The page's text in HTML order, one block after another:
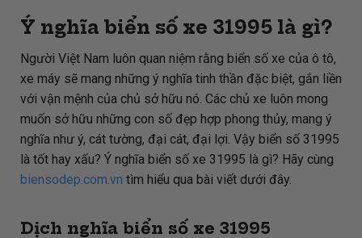
Ý nghĩa biển số xe 31995 là gì?
Người Việt Nam luôn quan niệm rằng biển số xe của ô tô,
xe máy sẽ mang những ý nghĩa tinh thần đặc biệt, gắn liền
với vận mệnh của chủ sở hữu nó. Các chủ xe luôn mong
muốn sở hữu những con số đẹp hợp phong thủy, mang ý
nghĩa như ý, cát tường, đại cát, đại lợi. Vậy biển số 31995
là tốt hay xấu? Ý nghĩa biển số xe 31995 là gì? Hãy cùng
biensodep.com.vn tìm hiểu qua bài viết dưới đây.
Dịch nghĩa biển số xe 31995